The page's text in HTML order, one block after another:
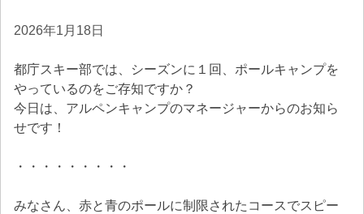
2026年1月18日
都庁スキー部では、シーズンに１回、ポールキャンプを
やっているのをご存知ですか？
今日は、アルペンキャンプのマネージャーからのお知ら
せです！
・・・・・・・・・
みなさん、赤と青のポールに制限されたコースでスピー